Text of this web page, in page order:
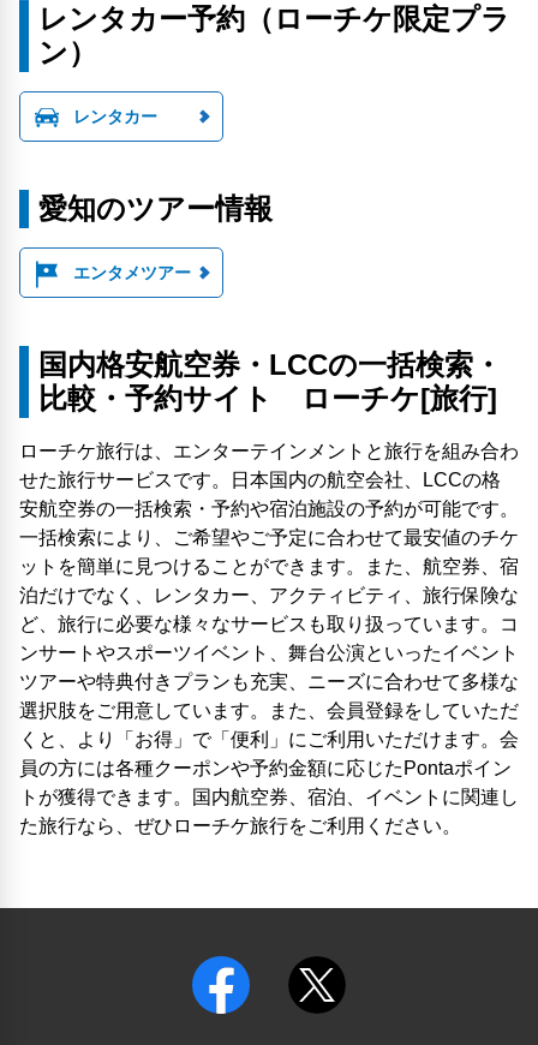
レンタカー予約（ローチケ限定プラ
ン）
レンタカー
愛知のツアー情報
エンタメツアー
国内格安航空券・LCCの一括検索・
比較・予約サイト ローチケ[旅行]
ローチケ旅行は、エンターテインメントと旅行を組み合わ
せた旅行サービスです。日本国内の航空会社、LCCの格
安航空券の一括検索・予約や宿泊施設の予約が可能です。
一括検索により、ご希望やご予定に合わせて最安値のチケ
ットを簡単に見つけることができます。また、航空券、宿
泊だけでなく、レンタカー、アクティビティ、旅行保険な
ど、旅行に必要な様々なサービスも取り扱っています。コ
ンサートやスポーツイベント、舞台公演といったイベント
ツアーや特典付きプランも充実、ニーズに合わせて多様な
選択肢をご用意しています。また、会員登録をしていただ
くと、より「お得」で「便利」にご利用いただけます。会
員の方には各種クーポンや予約金額に応じたPontaポイン
トが獲得できます。国内航空券、宿泊、イベントに関連し
た旅行なら、ぜひローチケ旅行をご利用ください。